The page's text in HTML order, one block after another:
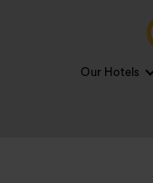
Our Hotels